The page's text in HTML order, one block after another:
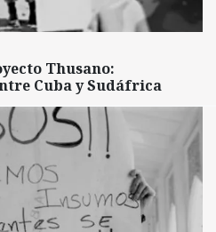
Thusano:
Cuba y Sudáfrica